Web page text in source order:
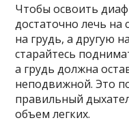
Чтобы освоить
достаточно лечь на
на грудь, а другую
старайтесь
а грудь должна
неподвижной. Это
правильный
объем легких.